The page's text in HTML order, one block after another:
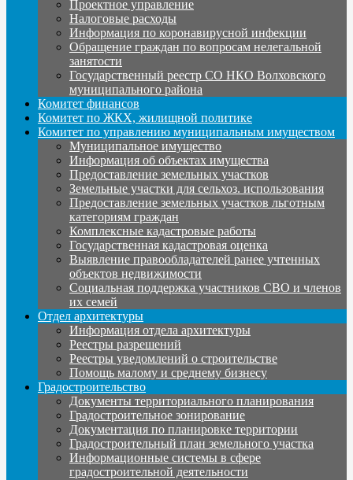
Проектное управление
Налоговые расходы
Информация по коронавирусной инфекции
Обращение граждан по вопросам нелегальной
занятости
Государственный реестр СО НКО Волховского
муниципального района
Комитет финансов
Комитет по ЖКХ, жилищной политике
Комитет по управлению муниципальным имуществом
Муниципальное имущество
Информация об объектах имущества
Предоставление земельных участков
Земельные участки для сельхоз. использования
Предоставление земельных участков льготным
категориям граждан
Комплексные кадастровые работы
Государственная кадастровая оценка
Выявление правообладателей ранее учтенных
объектов недвижимости
Социальная поддержка участников СВО и членов
их семей
Отдел архитектуры
Информация отдела архитектуры
Реестры разрешений
Реестры уведомлений о строительстве
Помощь малому и среднему бизнесу
Градостроительство
Документы территориального планирования
Градостроительное зонирование
Документация по планировке территории
Градостроительный план земельного участка
Информационные системы в сфере
градостроительной деятельности